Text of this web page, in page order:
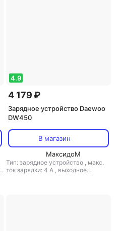
4.9
4 179 ₽
Зарядное устройство Daewoo
DW450
В магазин
МаксидоМ
Тип: зарядное устройство , макс.
ток зарядки: 4 А , выходное